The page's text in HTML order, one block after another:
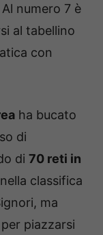
Al numero 7 è
al tabellino
con
ha bucato
di
di 70 reti in
classifica
ma
piazzarsi